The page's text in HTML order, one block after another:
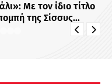
Με τον ίδιο τίτλο
της Σίσσυς